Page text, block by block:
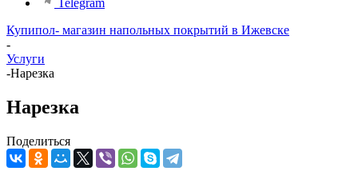
Telegram
Купипол- магазин напольных покрытий в Ижевске
-
Услуги
-Нарезка
Нарезка
Поделиться